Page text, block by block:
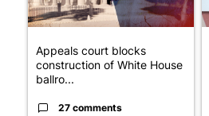
Appeals court blocks
construction of White House
ballro...
27 comments